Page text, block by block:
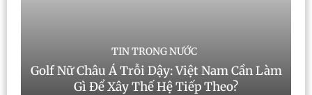
TIN TRONG NƯỚC
Golf Nữ Châu Á Trỗi Dậy: Việt Nam Cần Làm
Gì Để Xây Thế Hệ Tiếp Theo?